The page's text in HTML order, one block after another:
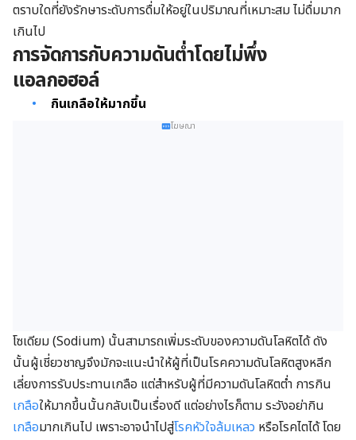
ตราบใดที่ยังรักษาระดับการดื่มให้อยู่ในปริมาณที่เหมาะสม ไม่ดื่มมาก
เกินไป
การจัดการกับความดันต่ำโดยไม่พึ่ง
แอลกอฮอล์
กินเกลือให้มากขึ้น
โฆษณา
โซเดียม (Sodium) นั้นสามารถเพิ่มระดับของความดันโลหิตได้ ดัง
นั้นผู้เชี่ยวชาญจึงมักจะแนะนำให้ผู้ที่เป็นโรคความดันโลหิตสูงหลีก
เลี่ยงการรับประทานเกลือ แต่สำหรับผู้ที่มีความดันโลหิตต่ำ การกิน
เกลือให้มากขึ้นนั้นกลับเป็นเรื่องดี แต่อย่างไรก็ตาม ระวังอย่ากิน
เกลือมากเกินไป เพราะอาจนำไปสู่โรคหัวใจล้มเหลว หรือโรคไตได้ โดย